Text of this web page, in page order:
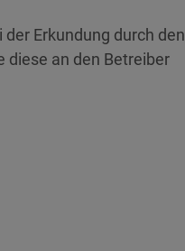
Erkundung durch den
diese an den Betreiber